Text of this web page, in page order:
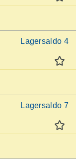
Lagersaldo 4
Lagersaldo 7